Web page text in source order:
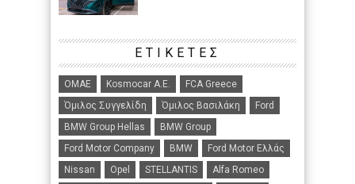
ΕΤΙΚΈΤΕΣ
ΟΜΑΕ Kosmocar Α.Ε.
FCA Greece
Όμιλος Συγγελίδη
Όμιλος Βασιλάκη
Ford
BMW Group Hellas
BMW Group
Ford Motor Company
BMW
Ford Motor Ελλάς
Nissan
Opel STELLANTIS
Alfa Romeo